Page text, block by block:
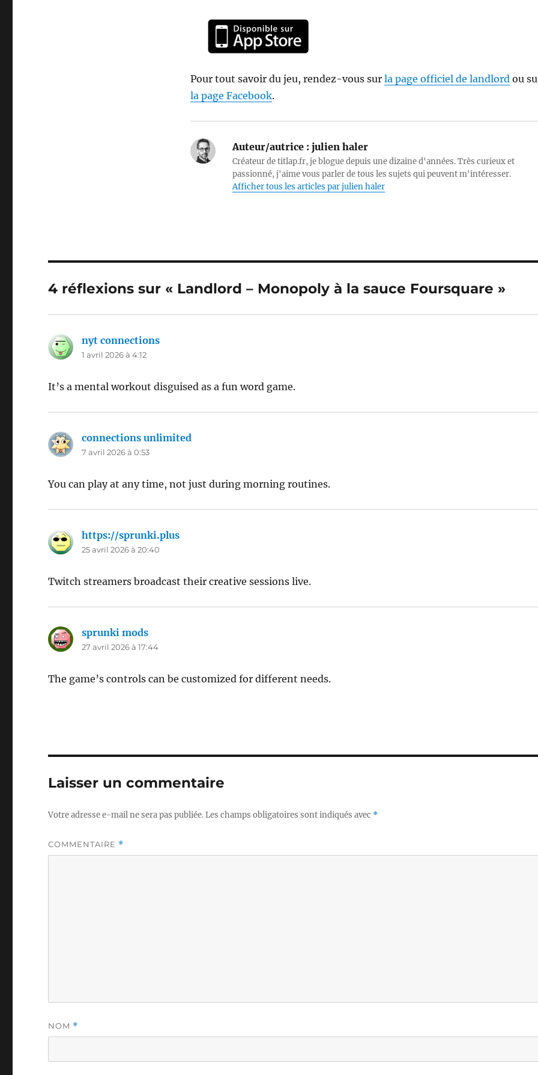
Pour tout savoir du jeu, rendez-vous sur la page officiel de landlordou
la page Facebook.
Auteur/autrice :julien haler
Créateur de titlap.fr, je blogue depuis une dizaine d'années. Très curieux et
passionné, j'aime vous parler de tous les sujets qui peuvent m'intéresser.
Afficher tous les articles par julien haler
4 réflexions sur « Landlord – Monopoly à la sauce Foursquare »
nyt connections
1 avril 2026 à 4:12
It’s a mental workout disguised as a fun word game.
connections unlimited
7 avril 2026 à 0:53
You can play at any time, not just during morning routines.
https://sprunki.plus
25 avril 2026 à 20:40
Twitch streamers broadcast their creative sessions live.
sprunki mods
27 avril 2026 à 17:44
The game’s controls can be customized for different needs.
Laisser un commentaire
Votre adresse e-mail ne sera pas publiée.Les champs obligatoires sont indiqués avec *
COMMENTAIRE *
NOM *